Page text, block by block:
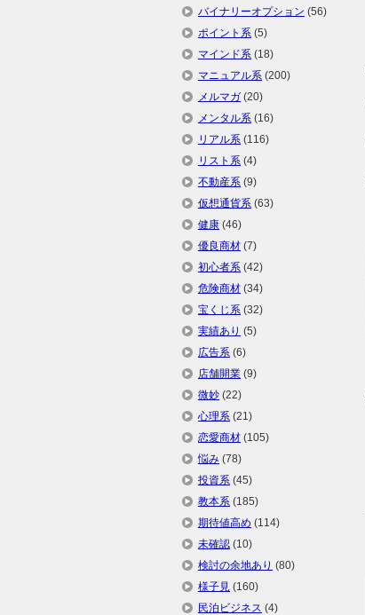
バイナリーオプション (56)
ポイント系 (5)
マインド系 (18)
マニュアル系 (200)
メルマガ (20)
メンタル系 (16)
リアル系 (116)
リスト系 (4)
不動産系 (9)
仮想通貨系 (63)
健康 (46)
優良商材 (7)
初心者系 (42)
危険商材 (34)
宝くじ系 (32)
実績あり (5)
広告系 (6)
店舗開業 (9)
微妙 (22)
心理系 (21)
恋愛商材 (105)
悩み (78)
投資系 (45)
教本系 (185)
期待値高め (114)
未確認 (10)
検討の余地あり (80)
様子見 (160)
民泊ビジネス (4)